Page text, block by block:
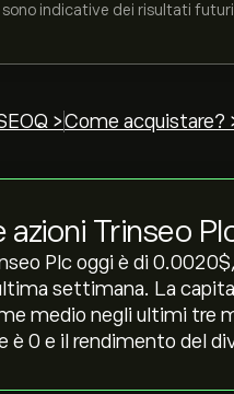
indicative dei risultati futuri
>Come acquistare?
azioni Trinseo
Plc oggi è di
settimana. La
medio negli ultimi tre
è 0 e il rendimento del